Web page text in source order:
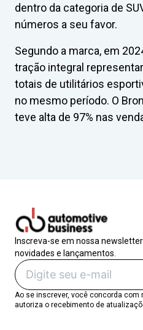
dentro da categoria de
números a seu favor.
Segundo a marca, em
tração integral
totais de utilitários
no mesmo período. O
teve alta de 97% nas
Inscreva-se em nossa
novidades e lançamentos.
Ao se inscrever, você concorda com
autoriza o recebimento de